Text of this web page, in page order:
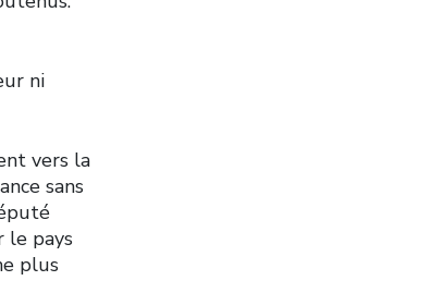
ni
vers la
sans
le pays
plus